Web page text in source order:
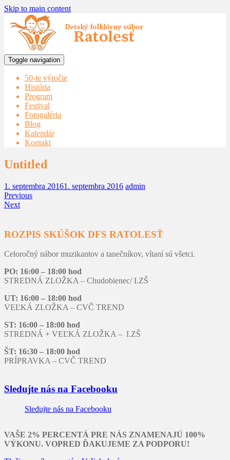
Skip to main content
Toggle navigation
50-te výročie
História
Program
Festival
Fotogaléria
Blog
Kalendár
Kontakt
Untitled
1. septembra 20161. septembra 2016 admin
Previous
Next
ROZPIS SKÚŠOK DFS RATOLESŤ
Celoročný nábor muzikantov a tanečníkov, vítaní sú všetci.
PO: 16:00 – 18:00 hod
STREDNÁ ZLOŽKA – Chudobienec/ I.ZŠ
UT: 16:00 – 18:00 hod
VEĽKÁ ZLOŽKA – CVČ TREND
ST: 16:00 – 18:00 hod
STREDNÁ + VEĽKÁ ZLOŽKA – I.ZŠ
ŠT: 16:30 – 18:00 hod
PRÍPRAVKA – CVČ TREND
Sledujte nás na Facebooku
Sledujte nás na Facebooku
VAŠE 2% PERCENTÁ PRE NÁS ZNAMENAJÚ 100%
VÝKONU. VOPRED ĎAKUJEME ZA PODPORU!